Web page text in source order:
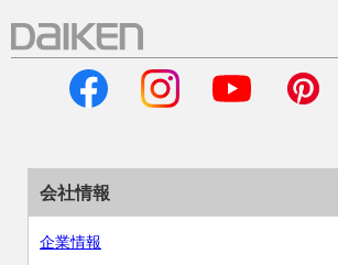
会社情報
企業情報